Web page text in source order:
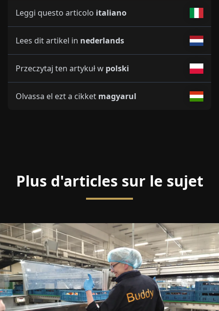
Leggi questo articolo italiano
Lees dit artikel in nederlands
Przeczytaj ten artykuł w polski
Olvassa el ezt a cikket magyarul
Plus d'articles sur le sujet